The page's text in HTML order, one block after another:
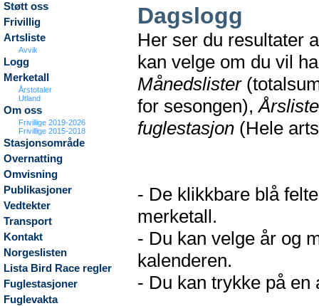
Støtt oss
Frivillig
Artsliste
Avvik
Logg
Merketall
Årstotaler
Utland
Om oss
Frivillige 2019-2026
Frivillige 2015-2018
Stasjonsområde
Overnatting
Omvisning
Publikasjoner
Vedtekter
Transport
Kontakt
Norgeslisten
Lista Bird Race regler
Fuglestasjoner
Fuglevakta
Dagslogg
Her ser du resultater
kan velge om du vil
Månedslister
for sesongen),
fuglestasjon (Hele
- De klikkbare blå
merketall.
- Du kan velge år og
kalenderen.
- Du kan trykke på en